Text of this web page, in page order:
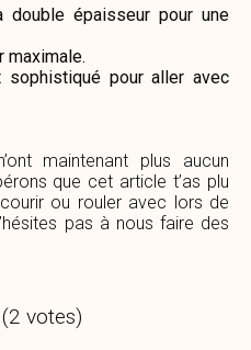
épaisseur pour une
maximale.
pour aller avec
maintenant plus aucun
que cet article t’as plu
ou rouler avec lors de
pas à nous faire des
votes)